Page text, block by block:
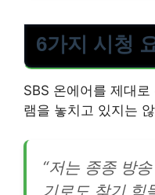
6가지 시청
SBS 온에어를 제대
램을 놓치고 있지는
“저는 종종 방
기로도 찾기 힘